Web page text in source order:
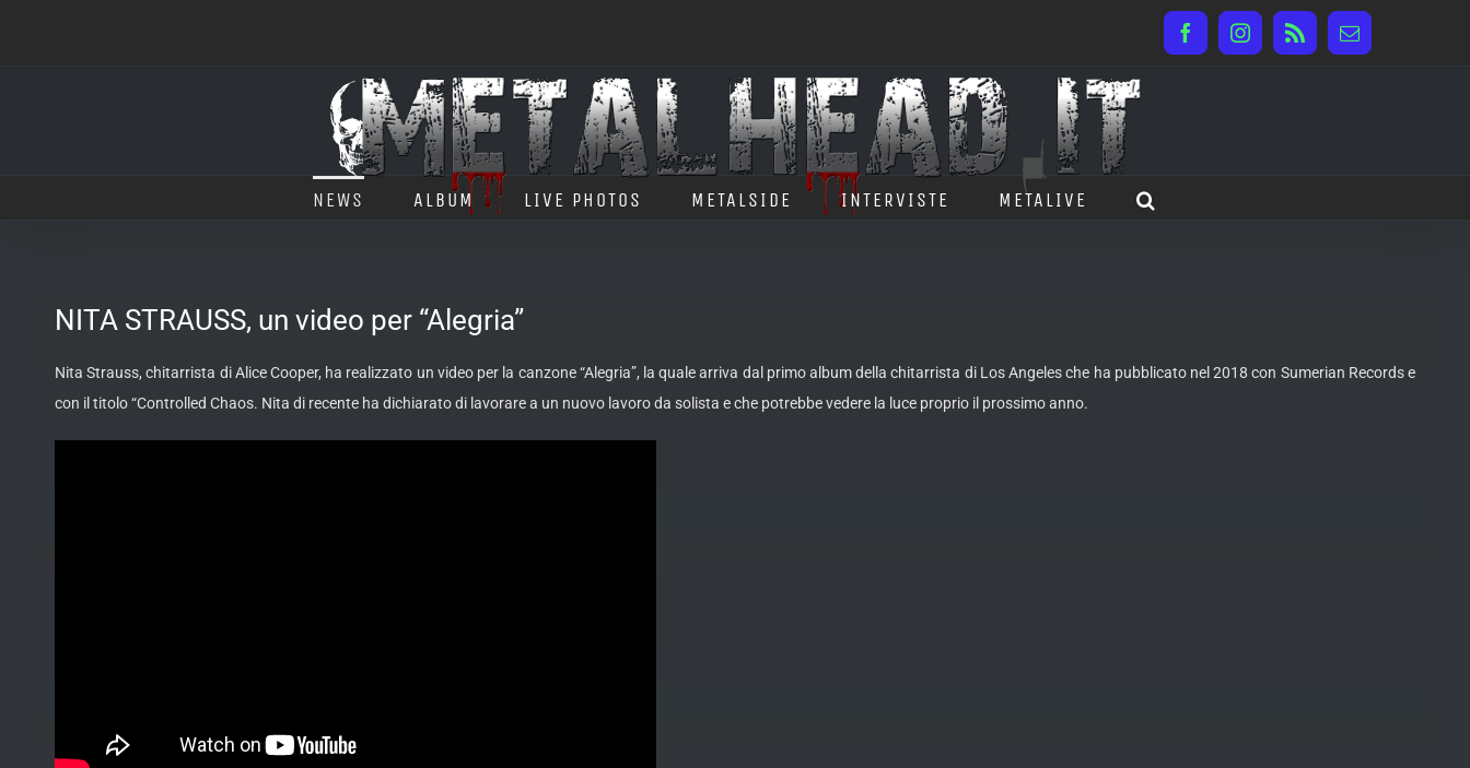
FacebookInstagram
Rss Email
NEWS ALBUM LIVE PHOTOS METALSIDE INTERVISTE METALIVE
NITA STRAUSS, un video per “Alegria”
Nita Strauss, chitarrista di Alice Cooper, ha realizzato un video per la canzone “Alegria”, la quale arriva dal primo album della chitarrista di Los Angeles che ha pubblicato nel 2018 con Sumerian Records e
con il titolo “Controlled Chaos. Nita di recente ha dichiarato di lavorare a un nuovo lavoro da solista e che potrebbe vedere la luce proprio il prossimo anno.